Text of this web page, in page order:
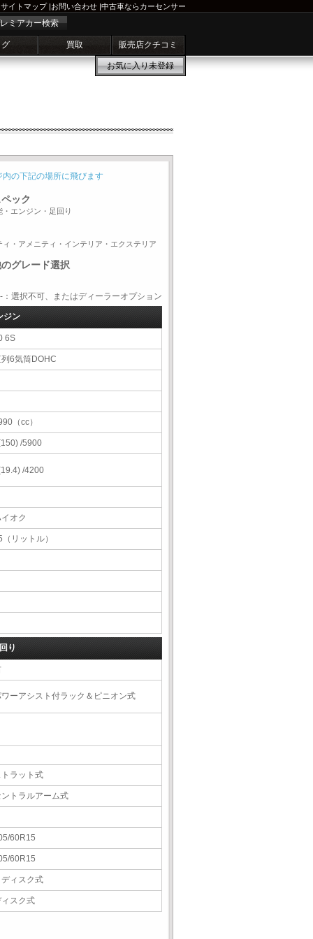
サイトマップ|お問い合わせ |中古車ならカーセンサー
ミアカー検索
買取 販売店クチコミ
お気に入り未登録
内の下記の場所に飛びます
ック
・エンジン・足回り
ィ・アメニティ・インテリア・エクステリア
グレード選択
択不可、またはディーラーオプション
ジン
6S
6気筒DOHC
（cc）
/5900
/4200
オク
（リットル）
り
ーアシスト付ラック＆ピニオン式
ラット式
トラルアーム式
60R15
60R15
ィスク式
スク式